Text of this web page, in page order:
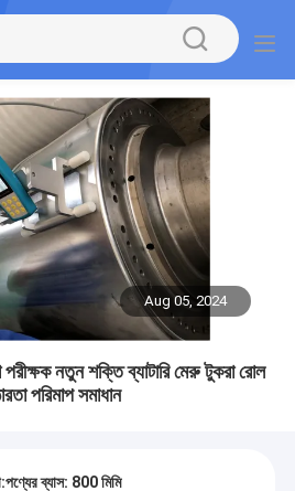
Aug 05, 2024
নতুন শক্তি ব্যাটারি মেরু টুকরা রোল
পরিমাপ সমাধান
পণ্যের ব্যাস: 800 মিমি